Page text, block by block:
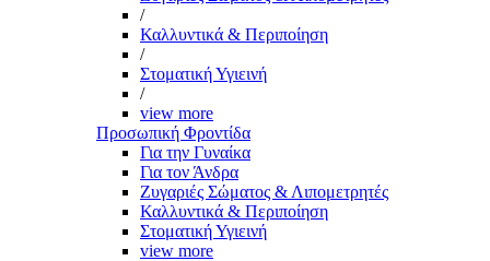
/
Καλλυντικά & Περιποίηση
/
Στοματική Υγιεινή
/
view more
Προσωπική Φροντίδα
Για την Γυναίκα
Για τον Άνδρα
Ζυγαριές Σώματος & Λιπομετρητές
Καλλυντικά & Περιποίηση
Στοματική Υγιεινή
view more